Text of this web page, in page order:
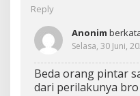
Reply
Anonim
Selasa, 30 Juni,
Beda orang pintar
dari perilakunya bro